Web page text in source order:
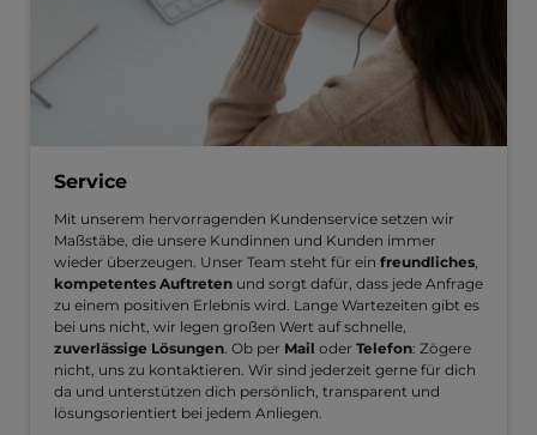
Service
Mit unserem hervorragenden Kundenservice setzen wir
Maßstäbe, die unsere Kundinnen und Kunden immer
wieder überzeugen. Unser Team steht für ein freundliches
kompetentes Auftreten und sorgt dafür, dass jede Anfrage
zu einem positiven Erlebnis wird. Lange Wartezeiten gibt es
bei uns nicht, wir legen großen Wert auf schnelle,
zuverlässige Lösungen . Ob per Mail oder Telefon: Zögere
nicht, uns zu kontaktieren. Wir sind jederzeit gerne für dich
da und unterstützen dich persönlich, transparent und
lösungsorientiert bei jedem Anliegen.